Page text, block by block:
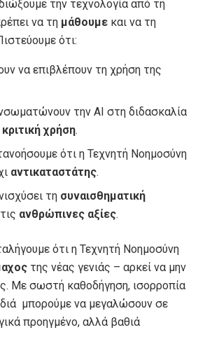
την τεχνολογία από τη
να τη μάθουμε και να τη
ότι:
να επιβλέπουν τη χρήση της
την ΑΙ στη διδασκαλία
κριτική χρήση.
ότι η Τεχνητή Νοημοσύνη
αντικαταστάτης.
τη συναισθηματική
ανθρώπινες αξίες.
ότι η Τεχνητή Νοημοσύνη
της νέας γενιάς – αρκεί να μην
Με σωστή καθοδήγηση, ισορροπία
μπορούμε να μεγαλώσουν σε
προηγμένο, αλλά βαθιά